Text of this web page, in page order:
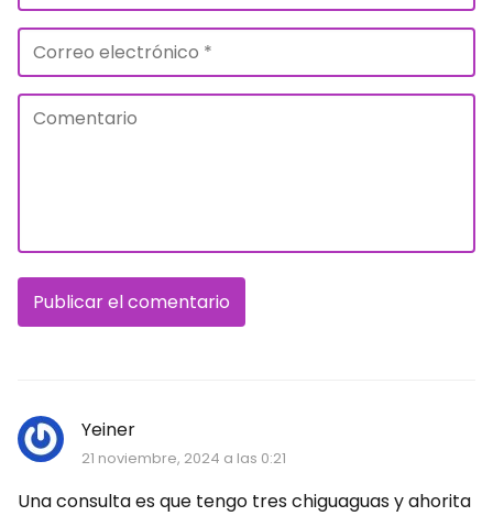
Yeiner
21 noviembre, 2024 a las 0:21
Una consulta es que tengo tres chiguaguas y ahorita